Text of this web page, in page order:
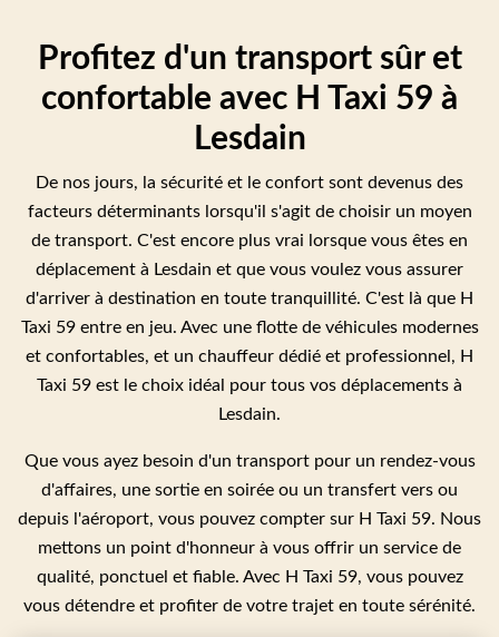
Profitez d'un transport sûr et
confortable avec H Taxi 59 à
Lesdain
De nos jours, la sécurité et le confort sont devenus des
facteurs déterminants lorsqu'il s'agit de choisir un moyen
de transport. C'est encore plus vrai lorsque vous êtes en
déplacement à Lesdain et que vous voulez vous assurer
d'arriver à destination en toute tranquillité. C'est là que H
Taxi 59 entre en jeu. Avec une flotte de véhicules modernes
et confortables, et un chauffeur dédié et professionnel, H
Taxi 59 est le choix idéal pour tous vos déplacements à
Lesdain.
Que vous ayez besoin d'un transport pour un rendez-vous
d'affaires, une sortie en soirée ou un transfert vers ou
depuis l'aéroport, vous pouvez compter sur H Taxi 59. Nous
mettons un point d'honneur à vous offrir un service de
qualité, ponctuel et fiable. Avec H Taxi 59, vous pouvez
vous détendre et profiter de votre trajet en toute sérénité.